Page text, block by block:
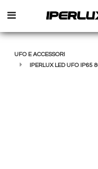
Open menu
UFO E ACCESSORI
IPERLUX LED UFO IP65